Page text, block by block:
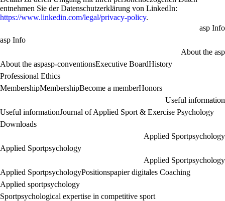
entnehmen Sie der Datenschutzerklärung von LinkedIn:
https://www.linkedin.com/legal/privacy-policy.
asp Info
asp Info
About the asp
About the aspasp-conventionsExecutive BoardHistory
Professional Ethics
MembershipMembershipBecome a memberHonors
Useful information
Useful informationJournal of Applied Sport & Exercise Psychology
Downloads
Applied Sportpsychology
Applied Sportpsychology
Applied Sportpsychology
Applied SportpsychologyPositionspapier digitales Coaching
Applied sportpsychology
Sportpsychological expertise in competitive sport